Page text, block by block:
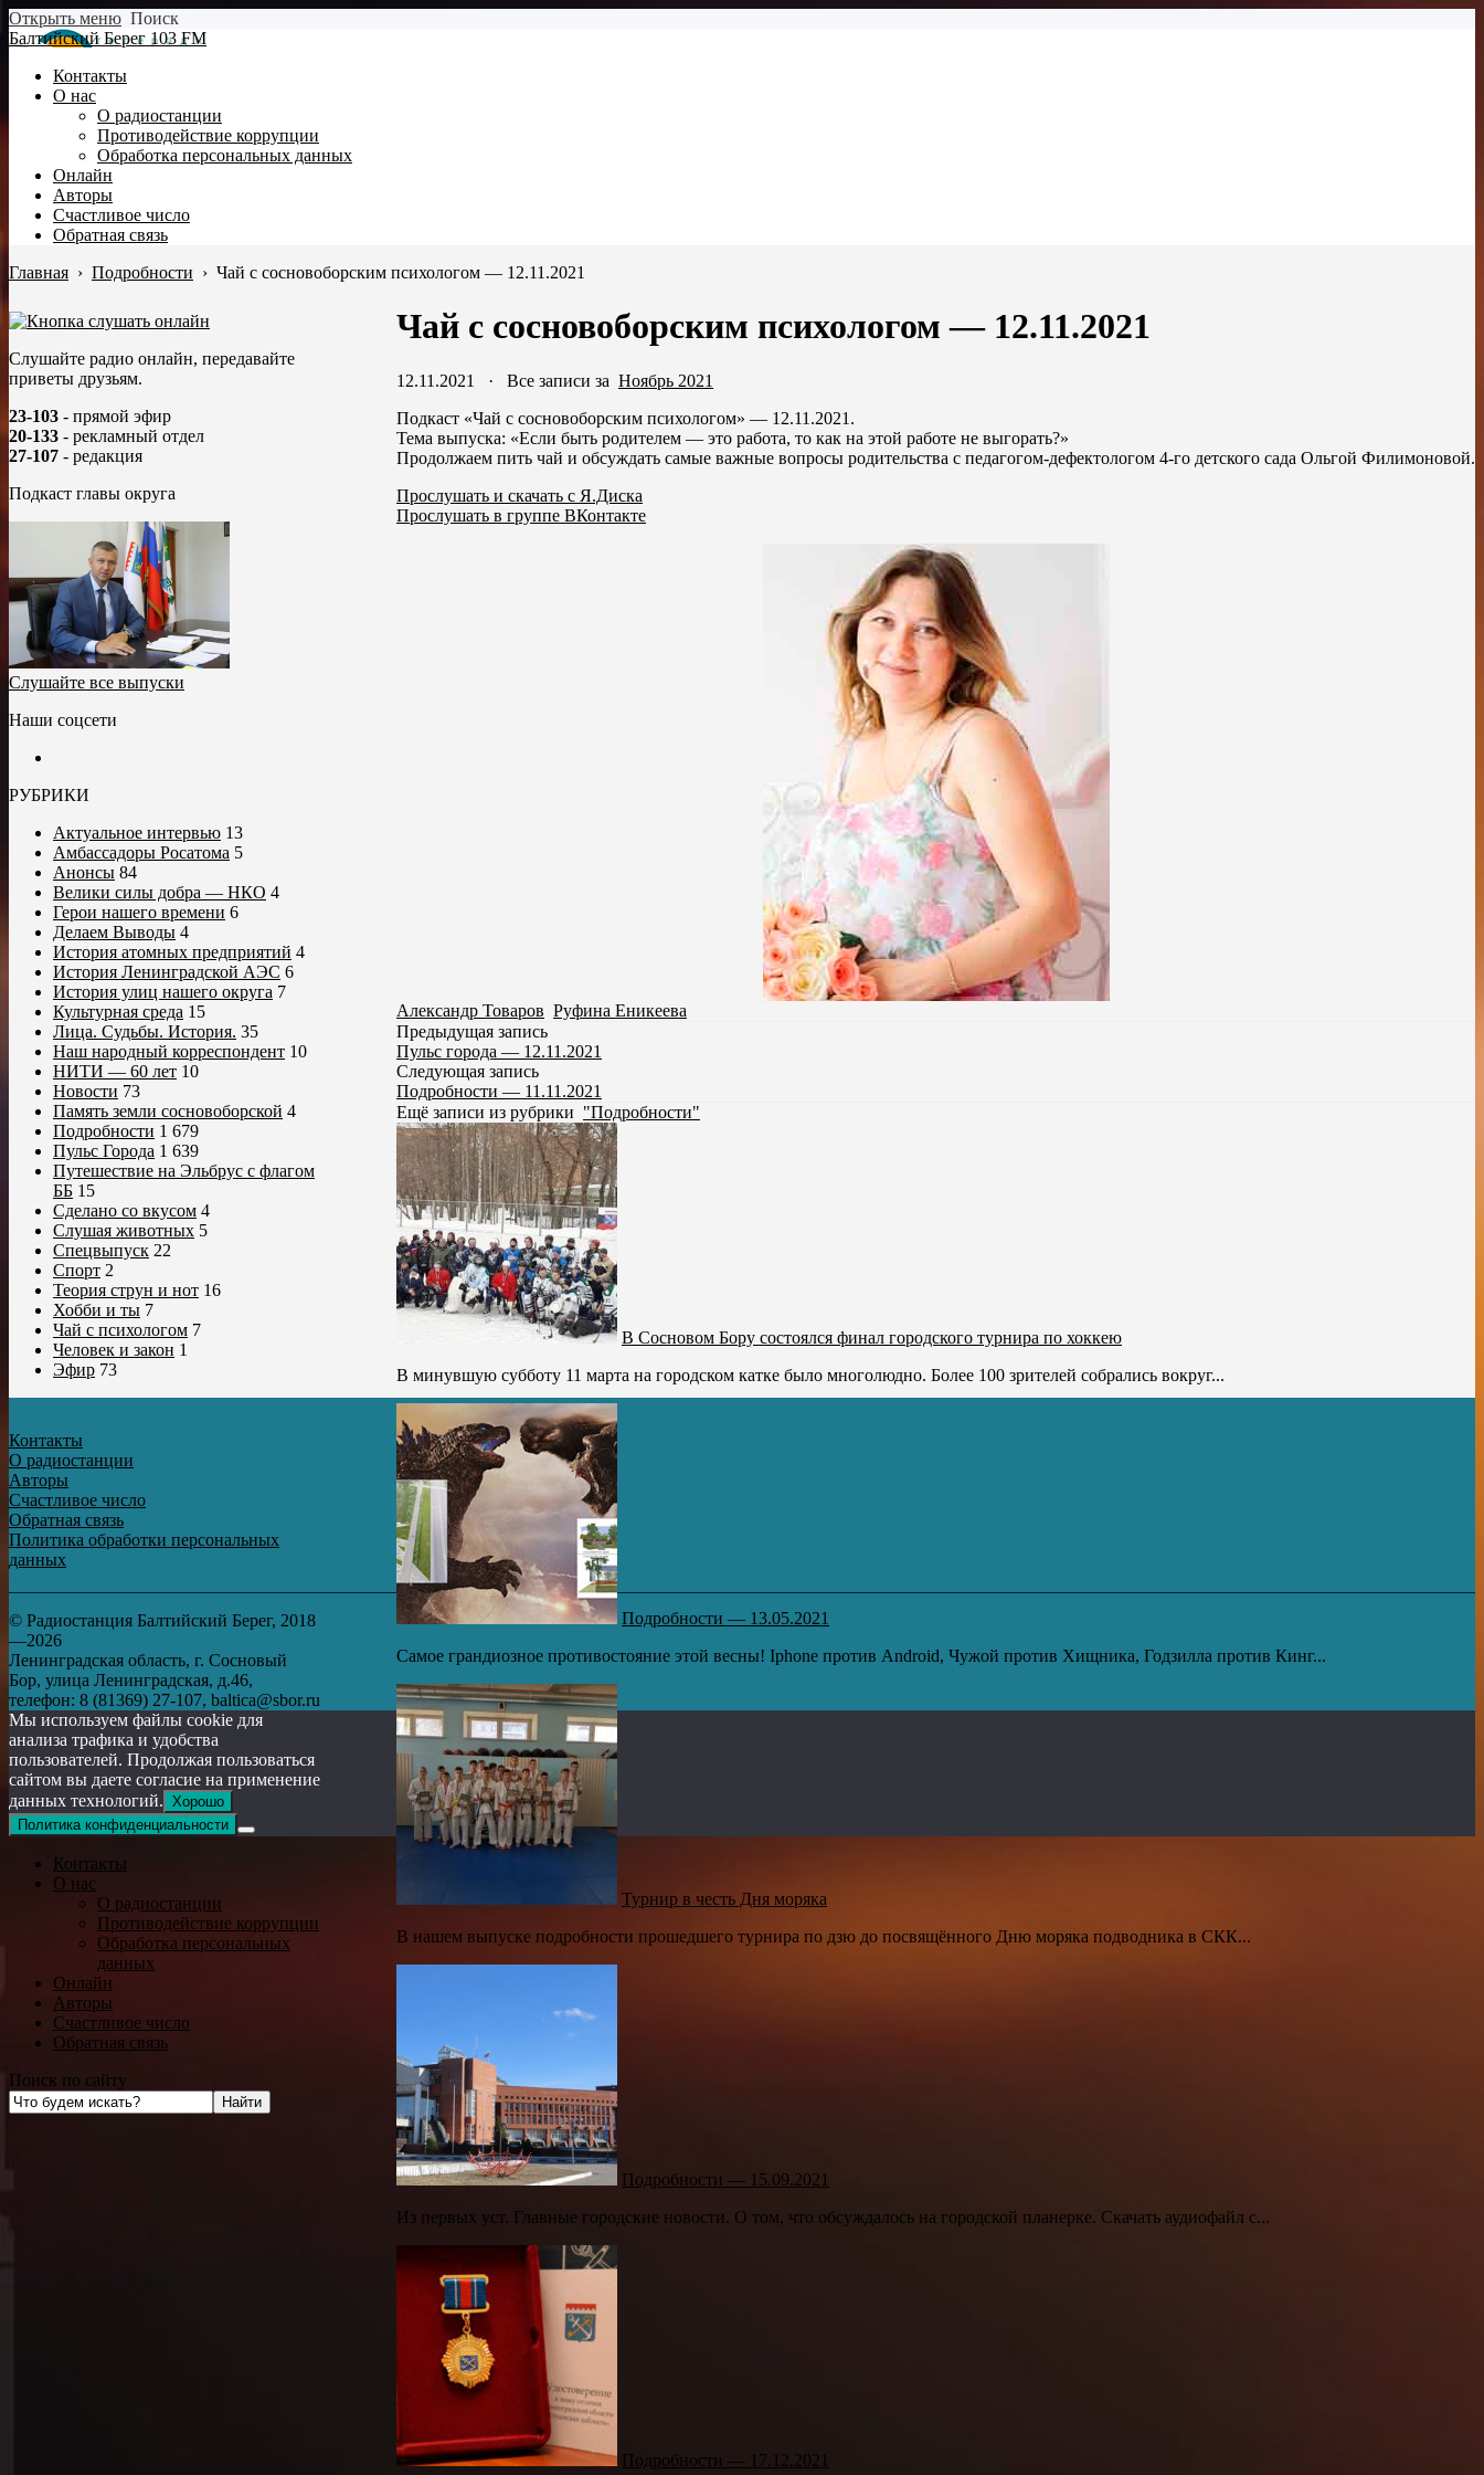
Открыть меню Поиск
Балтийский Берег 103 FM
Контакты
О нас
О радиостанции
Противодействие коррупции
Обработка персональных данных
Онлайн
Авторы
Счастливое число
Обратная связь
Главная › Подробности › Чай с сосновоборским психологом — 12.11.2021
Чай с сосновоборским психологом — 12.11.2021
12.11.2021 · Все записи за Ноябрь 2021
Подкаст «Чай с сосновоборским психологом» — 12.11.2021.
Тема выпуска: «Если быть родителем — это работа, то как на этой работе не выгорать?»
Продолжаем пить чай и обсуждать самые важные вопросы родительства с педагогом-дефектологом 4-го детского сада Ольгой Филимоновой.
Прослушать и скачать с Я.Диска
Прослушать в группе ВКонтакте
Александр Товаров Руфина Еникеева
Предыдущая запись
Пульс города — 12.11.2021
Следующая запись
Подробности — 11.11.2021
Ещё записи из рубрики "Подробности"
В Сосновом Бору состоялся финал городского турнира по хоккею
В минувшую субботу 11 марта на городском катке было многолюдно. Более 100 зрителей собрались вокруг...
Подробности — 13.05.2021
Самое грандиозное противостояние этой весны! Iphone против Android, Чужой против Хищника, Годзилла против Кинг...
Турнир в честь Дня моряка
В нашем выпуске подробности прошедшего турнира по дзю до посвящённого Дню моряка подводника в СКК...
Подробности — 15.09.2021
Из первых уст. Главные городские новости. О том, что обсуждалось на городской планерке. Скачать аудиофайл с...
Подробности — 17.12.2021
Слушайте радио онлайн, передавайте
приветы друзьям.
23-103 - прямой эфир
20-133 - рекламный отдел
27-107 - редакция
Подкаст главы округа
Слушайте все выпуски
Наши соцсети
РУБРИКИ
Актуальное интервью 13
Амбассадоры Росатома 5
Анонсы 84
Велики силы добра — НКО 4
Герои нашего времени 6
Делаем Выводы 4
История атомных предприятий 4
История Ленинградской АЭС 6
История улиц нашего округа 7
Культурная среда 15
Лица. Судьбы. История. 35
Наш народный корреспондент 10
НИТИ — 60 лет 10
Новости 73
Память земли сосновоборской 4
Подробности 1 679
Пульс Города 1 639
Путешествие на Эльбрус с флагом
ББ 15
Сделано со вкусом 4
Слушая животных 5
Спецвыпуск 22
Спорт 2
Теория струн и нот 16
Хобби и ты 7
Чай с психологом 7
Человек и закон 1
Эфир 73
Контакты
О радиостанции
Авторы
Счастливое число
Обратная связь
Политика обработки персональных
данных
© Радиостанция Балтийский Берег, 2018
—2026
Ленинградская область, г. Сосновый
Бор, улица Ленинградская, д.46,
телефон: 8 (81369) 27-107, baltica@sbor.ru
Мы используем файлы cookie для
анализа трафика и удобства
пользователей. Продолжая пользоваться
сайтом вы даете согласие на применение
данных технологий. Хорошо
Политика конфиденциальности
Контакты
О нас
О радиостанции
Противодействие коррупции
Обработка персональных
данных
Онлайн
Авторы
Счастливое число
Обратная связь
Поиск по сайту